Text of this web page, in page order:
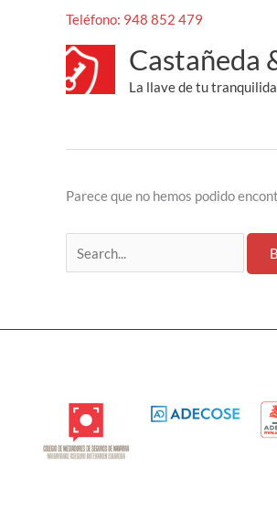
Teléfono: 948 852 479
Castañeda
La llave de tu
castaneda
Parece que no hemos podido
Buscar